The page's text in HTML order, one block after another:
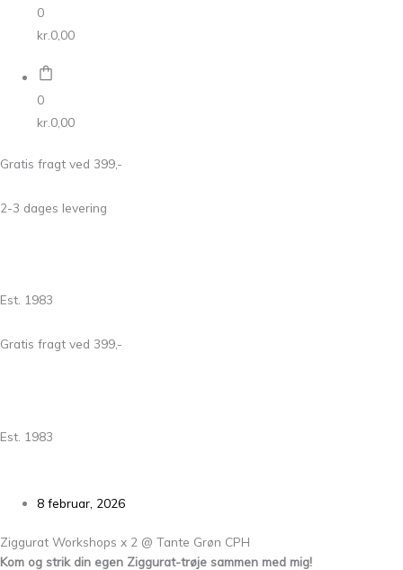
0
kr. 0,00
0
kr. 0,00
Gratis fragt ved 399,-
2-3 dages levering
Est. 1983
Gratis fragt ved 399,-
Est. 1983
8 februar, 2026
Ziggurat Workshops x 2 @ Tante Grøn CPH
Kom og strik din egen Ziggurat-trøje sammen med mig!